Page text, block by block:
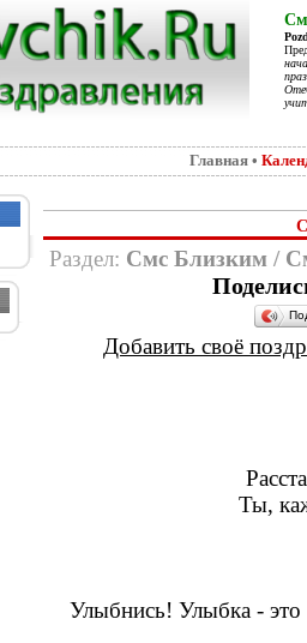
Главная •
Раздел: Смс Близким /
Добавить своё
Ты,
Улыбнись! Улыбка -